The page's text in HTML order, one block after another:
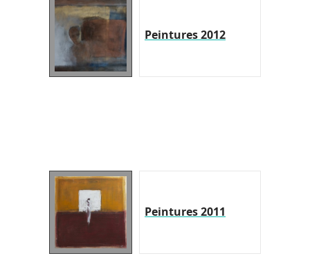
Peintures 2012
Peintures 2011